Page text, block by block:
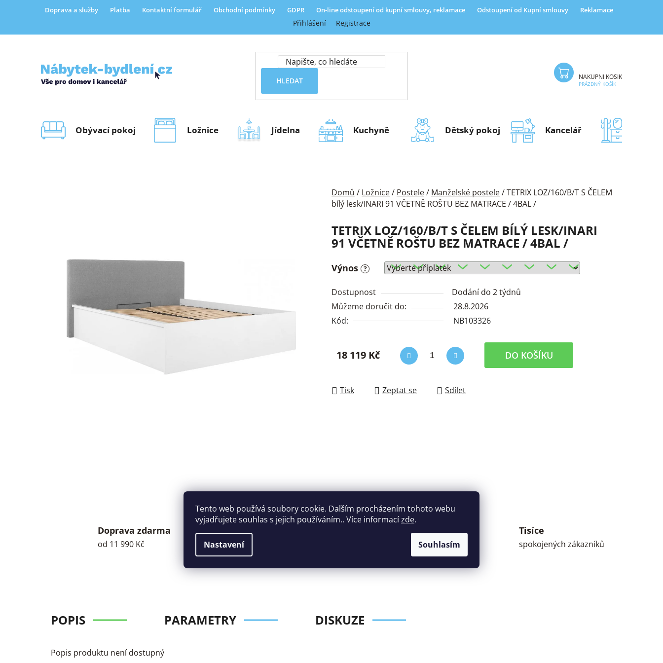
Tento web používá soubory cookie. Dalším procházením tohoto webu
vyjadřujete souhlas s jejich používáním.. Více informacízde.
Nastavení Souhlasím
Doprava a služby Platba Kontaktní formulář Obchodní podmínky GDPR On-line odstoupení od kupní smlouvy, reklamace Odstoupení od Kupní smlouvy Reklamace
Přihlášení Registrace
HLEDAT NÁKUPNÍ KOŠÍK
PRÁZDNÝ KOŠÍK
Obývací pokoj Ložnice Jídelna Kuchyně Dětský pokoj Kancelář
Domů / Ložnice/ Postele/ Manželské postele/TETRIX LOZ/160/B/T S ČELEM
bílý lesk/INARI 91 VČETNĚ ROŠTU BEZ MATRACE / 4BAL /
TETRIX LOZ/160/B/T S ČELEM BÍLÝ LESK/INARI
91 VČETNĚ ROŠTU BEZ MATRACE / 4BAL /
Výnos ?
Dostupnost
Dodání do 2 týdnů
Můžeme doručit do:
28.8.2026
Kód:
NB103326
18 119 Kč DO KOŠÍKU
Tisk Zeptat se Sdílet
Doprava zdarma
od 11 990 Kč
Perfektní
zákaznická podpora
Široký výběr
nábytku za rozumné
Tisíce
spokojených zákazníků
POPIS PARAMETRY DISKUZE
Popis produktu není dostupný